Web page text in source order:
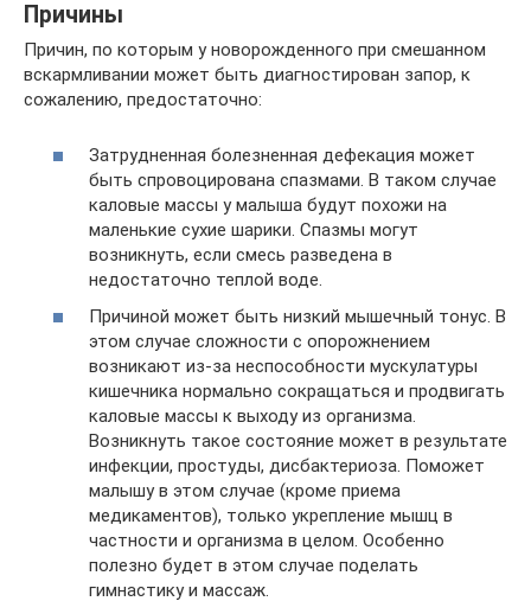
Причины
Причин, по которым у новорожденного при смешанном
вскармливании может быть диагностирован запор, к
сожалению, предостаточно:
Затрудненная болезненная дефекация может
быть спровоцирована спазмами. В таком случае
каловые массы у малыша будут похожи на
маленькие сухие шарики. Спазмы могут
возникнуть, если смесь разведена в
недостаточно теплой воде.
Причиной может быть низкий мышечный тонус. В
этом случае сложности с опорожнением
возникают из-за неспособности мускулатуры
кишечника нормально сокращаться и продвигать
каловые массы к выходу из организма.
Возникнуть такое состояние может в результате
инфекции, простуды, дисбактериоза. Поможет
малышу в этом случае (кроме приема
медикаментов), только укрепление мышц в
частности и организма в целом. Особенно
полезно будет в этом случае поделать
гимнастику и массаж.